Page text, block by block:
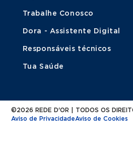
Trabalhe Conosco
Dora - Assistente Digital
Responsáveis técnicos
Tua Saúde
©2026 REDE D'OR | TODOS OS
Aviso de PrivacidadeAviso de Cookies